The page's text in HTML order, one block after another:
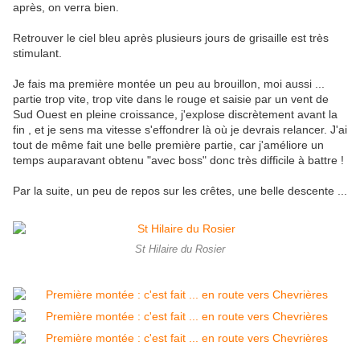
après, on verra bien.
Retrouver le ciel bleu après plusieurs jours de grisaille est très
stimulant.
Je fais ma première montée un peu au brouillon, moi aussi ...
partie trop vite, trop vite dans le rouge et saisie par un vent de
Sud Ouest en pleine croissance, j'explose discrètement avant la
fin , et je sens ma vitesse s'effondrer là où je devrais relancer. J'ai
tout de même fait une belle première partie, car j'améliore un
temps auparavant obtenu "avec boss" donc très difficile à battre !
Par la suite, un peu de repos sur les crêtes, une belle descente ...
St Hilaire du Rosier